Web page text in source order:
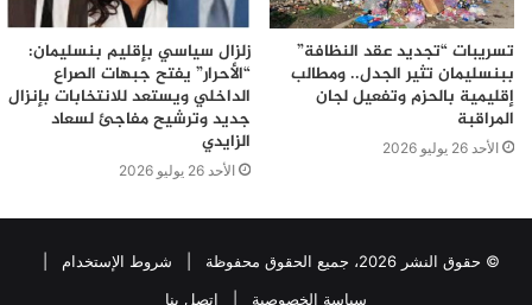
تسريبات “تجديد عقد النظافة”
ببنسليمان تثير الجدل.. ومطالب
إقليمية بالحزم وتفعيل لجان
المراقبة
الأحد 26 يوليو 2026
زلزال سياسي بإقليم بنسليمان:
“الأحرار” يفتح جبهات الصراع
الداخلي ويستعد للانتخابات بإنزال
جديد وترشيح مفاجئ لسعاد
الزايدي
الأحد 26 يوليو 2026
© حقوق النشر 2026، جميع الحقوق محفوظة | شروط الإستخدام
سياسة الخصوصية
اتصل بنا